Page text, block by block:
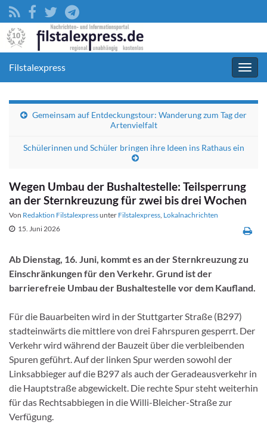
Filstalexpress
Gemeinsam auf Entdeckungstour: Wanderung zum Tag der
Artenvielfalt
Schülerinnen und Schüler bringen ihre Ideen ins Rathaus ein
Wegen Umbau der Bushaltestelle: Teilsperrung
an der Sternkreuzung für zwei bis drei Wochen
Von Redaktion Filstalexpressunter Filstalexpress, Lokalnachrichten
15. Juni 2026
Ab Dienstag, 16. Juni, kommt es an der Sternkreuzung zu
Einschränkungen für den Verkehr. Grund ist der
barrierefreie Umbau der Bushaltestelle vor dem Kaufland.
Für die Bauarbeiten wird in der Stuttgarter Straße (B297)
stadteinwärts die mittlere von drei Fahrspuren gesperrt. Der
Verkehr wird während der Bauzeit über die verbleibenden
Spuren geführt. Auf der linken Spur werden sowohl der
Linksabbieger auf die B297 als auch der Geradeausverkehr in
die Hauptstraße abgewickelt. Die rechte Spur steht weiterhin
für das Rechtsabbiegen in die Willi-Bleicher-Straße zur
Verfügung.